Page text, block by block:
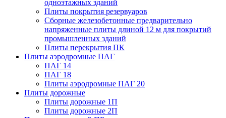
одноэтажных зданий
Плиты покрытия резервуаров
Сборные железобетонные предварительно
напряженные плиты длиной 12 м для покрытий
промышленных зданий
Плиты перекрытия ПК
Плиты аэродромные ПАГ
ПАГ 14
ПАГ 18
Плиты аэродромные ПАГ 20
Плиты дорожные
Плиты дорожные 1П
Плиты дорожные 2П